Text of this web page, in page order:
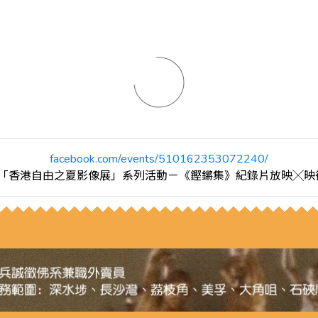
facebook.com/events/510162353072240/
香港自由之夏影像展」系列活動－《鏗鏘集》紀錄片放映╳映